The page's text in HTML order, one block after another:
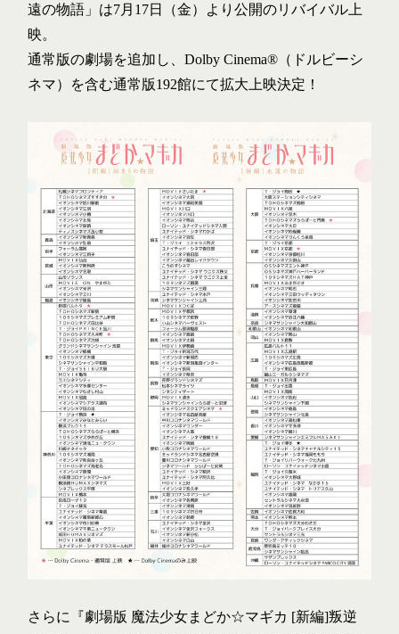
遠の物語」は7月17日（金）より公開のリバイバル上
映。
通常版の劇場を追加し、Dolby Cinema®（ドルビーシ
ネマ）を含む通常版192館にて拡大上映決定！
さらに『劇場版 魔法少女まどか☆マギカ [新編]叛逆